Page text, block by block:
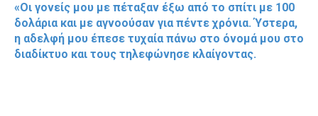
«Οι γονείς μου με πέταξαν έξω από το σπίτι με 100
δολάρια και με αγνοούσαν για πέντε χρόνια. Ύστερα,
η αδελφή μου έπεσε τυχαία πάνω στο όνομά μου στο
διαδίκτυο και τους τηλεφώνησε κλαίγοντας.